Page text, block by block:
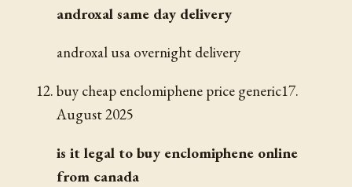
androxal same day delivery
androxal usa overnight delivery
buy cheap enclomiphene price generic17.
August 2025
is it legal to buy enclomiphene online
from canada